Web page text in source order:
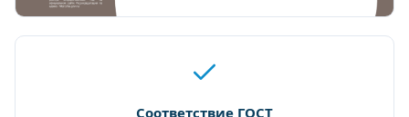
Соответствие ГОСТ